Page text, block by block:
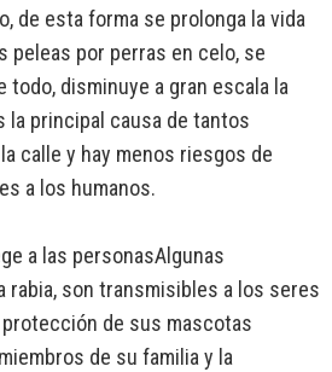
de esta forma se prolonga la vida
peleas por perras en celo, se
todo, disminuye a gran escala la
la principal causa de tantos
calle y hay menos riesgos de
a los humanos.
a las personasAlgunas
rabia, son transmisibles a los seres
protección de sus mascotas
de su familia y la